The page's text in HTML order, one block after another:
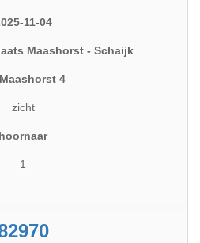
11-04
Maashorst - Schaijk
4
zicht
hoornaar
1